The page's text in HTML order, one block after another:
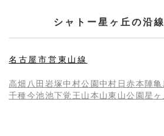
シャトー星ヶ丘の沿
名古屋市営東山線
高畑 八田 岩塚中村公園中村日赤本陣
千種今池池下覚王山本山東山公園星